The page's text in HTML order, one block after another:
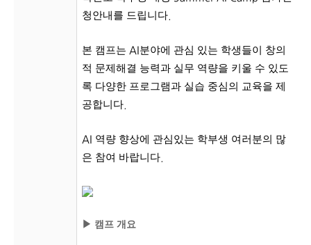
청안내를 드립니다.
본 캠프는 AI 분야에 관심 있는 학생들이 창의
적 문제해결 능력과 실무 역량을 키울 수 있도
록 다양한 프로그램과 실습 중심의 교육을 제
공합니다.
AI 역량 향상에 관심있는 학부생 여러분의 많
은 참여 바랍니다.
▶ 캠프 개요